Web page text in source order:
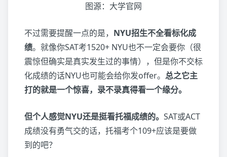
图源：大学官网
不过需要提醒一点的是， NYU招生不全看标化成
绩。就像你SAT考1520+ NYU也不一定会要你（很
震惊但确实是真实发生过的事情），但是你不交标
化成绩的话NYU也可能会给你发offer。 总之它主
打的就是一个惊喜，录不录真得看一个缘分。
但个人感觉NYU还是挺看托福成绩的。 SAT或ACT
成绩没有勇气交的话，托福考个109+应该是要做
到的吧？